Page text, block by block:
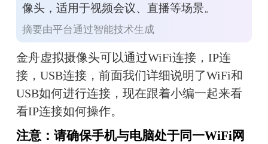
像头，适用于视频会议、直播等场景。
摘要由平台通过智能技术生成
金舟虚拟摄像头可以通过WiFi连接，IP连
接，USB连接，前面我们详细说明了WiFi和
USB如何进行连接，现在跟着小编一起来看
看IP连接如何操作。
注意：请确保手机与电脑处于同一WiFi网